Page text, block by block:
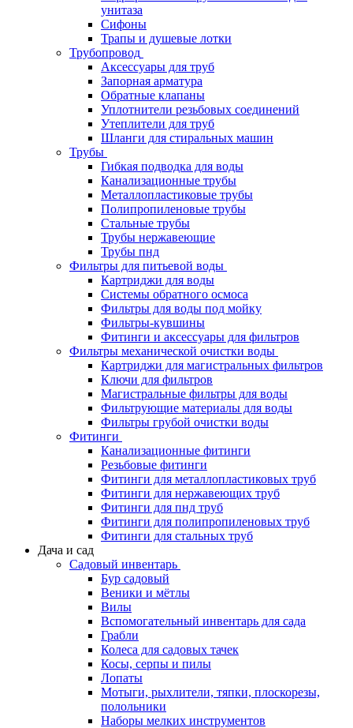
унитаза
Сифоны
Трапы и душевые лотки
Трубопровод
Аксессуары для труб
Запорная арматура
Обратные клапаны
Уплотнители резьбовых соединений
Утеплители для труб
Шланги для стиральных машин
Трубы
Гибкая подводка для воды
Канализационные трубы
Металлопластиковые трубы
Полипропиленовые трубы
Стальные трубы
Трубы нержавеющие
Трубы пнд
Фильтры для питьевой воды
Картриджи для воды
Системы обратного осмоса
Фильтры для воды под мойку
Фильтры-кувшины
Фитинги и аксессуары для фильтров
Фильтры механической очистки воды
Картриджи для магистральных фильтров
Ключи для фильтров
Магистральные фильтры для воды
Фильтрующие материалы для воды
Фильтры грубой очистки воды
Фитинги
Канализационные фитинги
Резьбовые фитинги
Фитинги для металлопластиковых труб
Фитинги для нержавеющих труб
Фитинги для пнд труб
Фитинги для полипропиленовых труб
Фитинги для стальных труб
Дача и сад
Садовый инвентарь
Бур садовый
Веники и мётлы
Вилы
Вспомогательный инвентарь для сада
Грабли
Колеса для садовых тачек
Косы, серпы и пилы
Лопаты
Мотыги, рыхлители, тяпки, плоскорезы,
полольники
Наборы мелких инструментов